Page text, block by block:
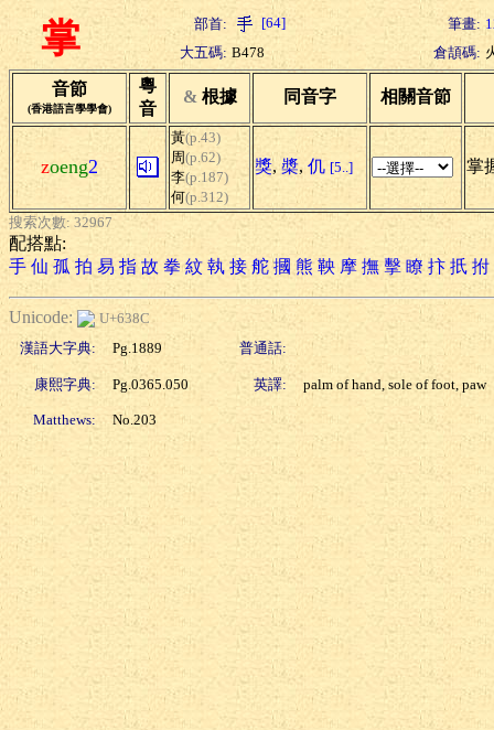
掌 部首: [64] 筆畫:
大五碼: B478 倉頡碼:
音節
(香港語言學學會)
粵
音
& 根據 同音字 相關音節
zoeng2
黃(p.43)
周(p.62)
李(p.187)
何(p.312)
獎, 槳, 仉 [5..] 掌
搜索次數: 32967
配搭點:
手 仙 孤 拍 易 指 故 拳 紋 執 接 舵 摑 熊 鞅 摩 撫 擊 瞭 抃 扺 拊
Unicode:
U+638C
漢語大字典:
Pg.1889 普通話:
康熙字典: Pg.0365.050 英譯: palm of hand, sole of foot, paw
Matthews: No.203